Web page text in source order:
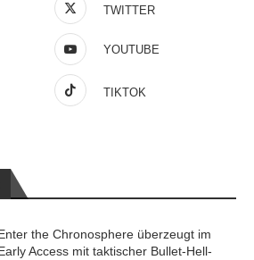
TWITTER
YOUTUBE
TIKTOK
the Chronosphere überzeugt im
Access mit taktischer Bullet-Hell-